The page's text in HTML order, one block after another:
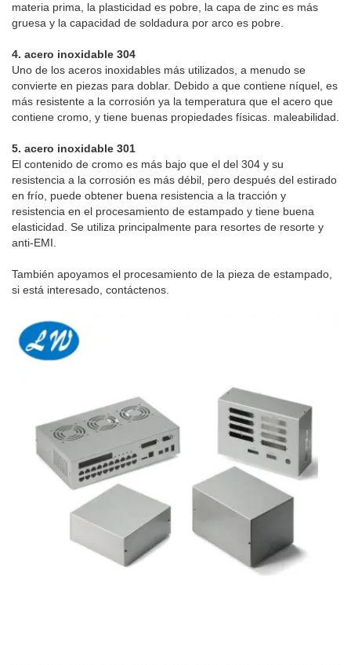
materia prima, la plasticidad es pobre, la capa de zinc es más
gruesa y la capacidad de soldadura por arco es pobre.
4. acero inoxidable 304
Uno de los aceros inoxidables más utilizados, a menudo se
convierte en piezas para doblar. Debido a que contiene níquel, es
más resistente a la corrosión ya la temperatura que el acero que
contiene cromo, y tiene buenas propiedades físicas. maleabilidad.
5. acero inoxidable 301
El contenido de cromo es más bajo que el del 304 y su
resistencia a la corrosión es más débil, pero después del estirado
en frío, puede obtener buena resistencia a la tracción y
resistencia en el procesamiento de estampado y tiene buena
elasticidad. Se utiliza principalmente para resortes de resorte y
anti-EMI.
También apoyamos el procesamiento de la pieza de estampado,
si está interesado, contáctenos.